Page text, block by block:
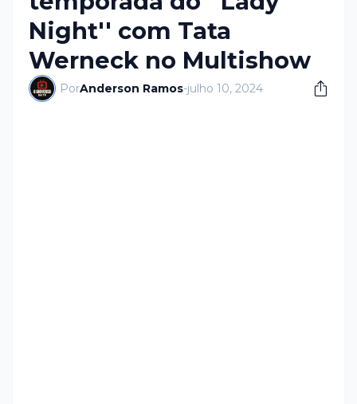
Night'' com Tata
Werneck no Multishow
PorAnderson Ramos-julho 10, 2024